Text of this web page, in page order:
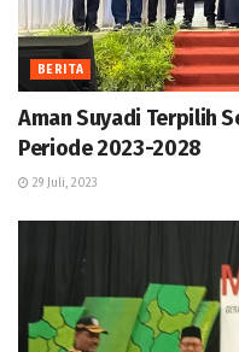
BERITA
Aman Suyadi Terpilih
Periode 2023-2028
29 Juli, 2023